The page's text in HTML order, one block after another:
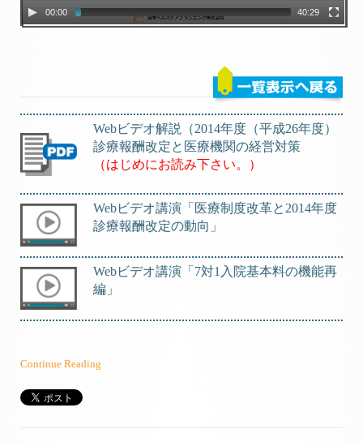
00:00 40:29
Webビデオ解説（2014年度（平成26年度）
診療報酬改定と医療機関の経営対策
（はじめにお読み下さい。）
Webビデオ講演「医療制度改革と2014年度
診療報酬改定の動向」
Webビデオ講演「7対1入院基本料の機能再
編」
Continue Reading